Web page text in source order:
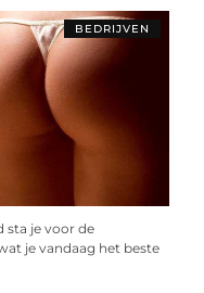
BEDRIJVEN
sta je voor de
je vandaag het beste